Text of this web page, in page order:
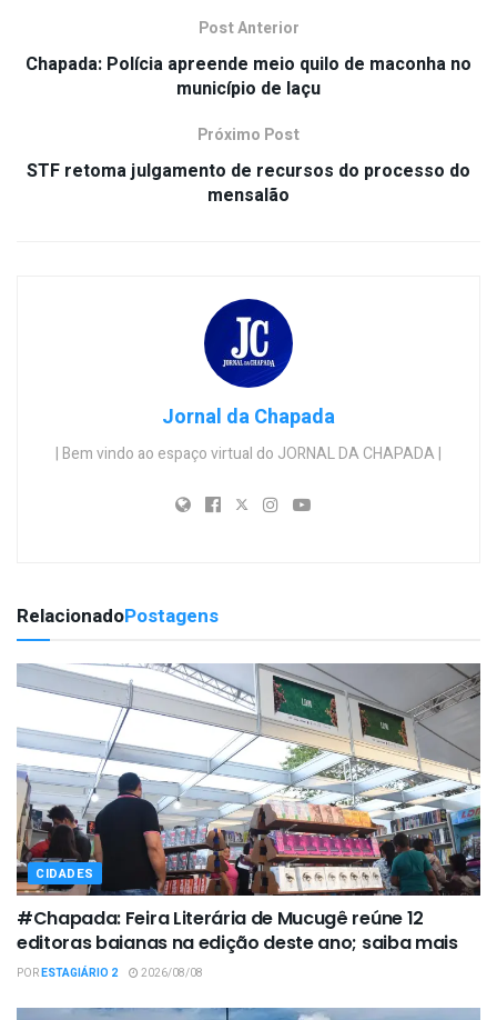
Post Anterior
Chapada: Polícia apreende meio quilo de maconha no
município de Iaçu
Próximo Post
STF retoma julgamento de recursos do processo do
mensalão
Jornal da Chapada
| Bem vindo ao espaço virtual do JORNAL DA CHAPADA |
RelacionadoPostagens
CIDADES
#Chapada: Feira Literária de Mucugê reúne 12
editoras baianas na edição deste ano; saiba mais
PORESTAGIÁRIO 2 2026/08/08